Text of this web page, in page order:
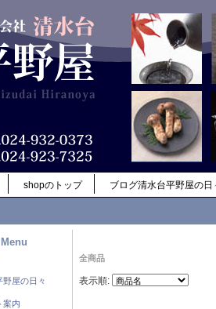
shopのトップ ブログ清水台平野屋の日
Menu
野屋の日々
案内
全商品
表示順: